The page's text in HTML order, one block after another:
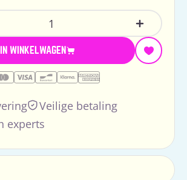
Voor Jellycat Amuseables
Verhoog
IN WINKELWAGEN
Veilige betaling
experts